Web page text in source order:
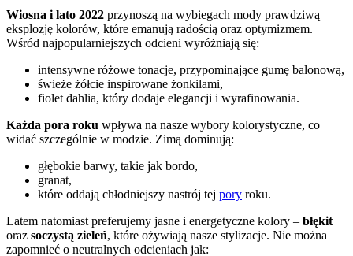
Wiosna i lato 2022 przynoszą na wybiegach mody prawdziwą
eksplozję kolorów, które emanują radością oraz optymizmem.
Wśród najpopularniejszych odcieni wyróżniają się:
intensywne różowe tonacje, przypominające gumę balonową,
świeże żółcie inspirowane żonkilami,
fiolet dahlia, który dodaje elegancji i wyrafinowania.
Każda pora roku wpływa na nasze wybory kolorystyczne, co
widać szczególnie w modzie. Zimą dominują:
głębokie barwy, takie jak bordo,
granat,
które oddają chłodniejszy nastrój tej pory roku.
Latem natomiast preferujemy jasne i energetyczne kolory – błękit
oraz soczystą zieleń, które ożywiają nasze stylizacje. Nie można
zapomnieć o neutralnych odcieniach jak: